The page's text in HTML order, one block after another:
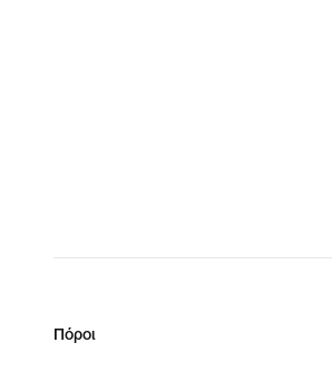
Πόροι